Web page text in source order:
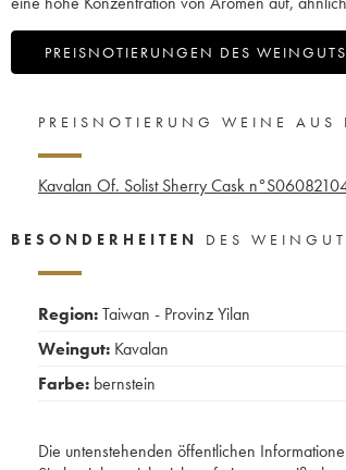
PREISNOTIERUNGEN DES
PREISNOTIERUNG WEINE AUS
Kavalan Of. Solist Sherry Cask
BESONDERHEITEN DES
Region:Taiwan - Provinz Yilan
Weingut: Kavalan
Farbe: bernstein
Die untenstehenden öffentlichen